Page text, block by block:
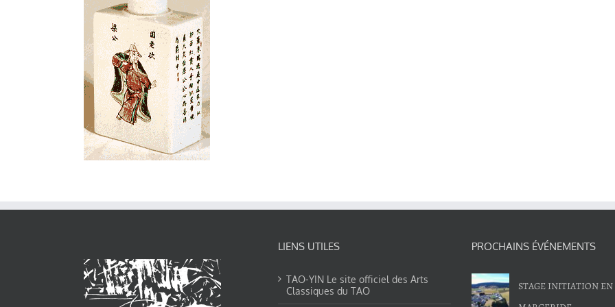
LIENS UTILES
TAO-YIN Le site officiel des Arts
Classiques du TAO
PROCHAINS ÉVÉNEMENTS
STAGE INITIATION EN